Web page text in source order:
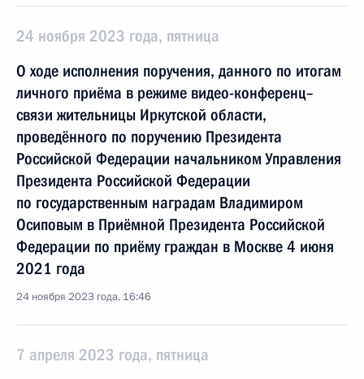
24 ноября 2023 года, пятница
О ходе исполнения поручения, данного по итогам
личного приёма в режиме видео-конференц–
связи жительницы Иркутской области,
проведённого по поручению Президента
Российской Федерации начальником Управления
Президента Российской Федерации
по государственным наградам Владимиром
Осиповым в Приёмной Президента Российской
Федерации по приёму граждан в Москве 4 июня
2021 года
24 ноября 2023 года, 16:46
7 апреля 2023 года, пятница